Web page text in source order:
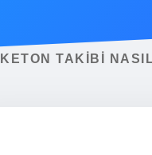
KETON TAKIBI